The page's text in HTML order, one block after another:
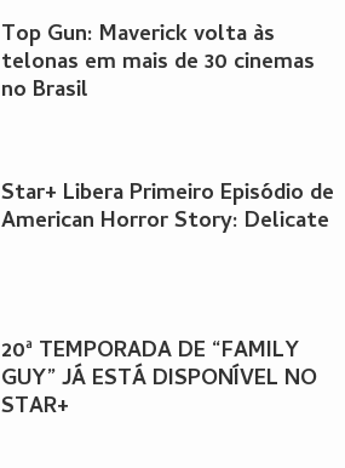
Top Gun: Maverick volta às
telonas em mais de 30 cinemas
no Brasil
Star+ Libera Primeiro Episódio de
American Horror Story: Delicate
20ª TEMPORADA DE “FAMILY
GUY” JÁ ESTÁ DISPONÍVEL NO
STAR+